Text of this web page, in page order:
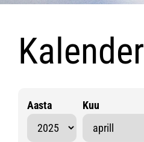
Kalender
Aasta Kuu